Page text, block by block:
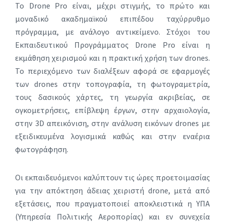
Το Drone Pro είναι, μέχρι στιγμής, το πρώτο και
μοναδικό ακαδημαϊκού επιπέδου ταχύρρυθμο
πρόγραμμα, με ανάλογο αντικείμενο. Στόχοι του
Εκπαιδευτικού Προγράμματος Drone Pro είναι η
εκμάθηση χειρισμού και η πρακτική χρήση των drones.
Το περιεχόμενο των διαλέξεων αφορά σε εφαρμογές
των drones στην τοπογραφία, τη φωτογραμετρία,
τους δασικούς χάρτες, τη γεωργία ακριβείας, σε
ογκομετρήσεις, επίβλεψη έργων, στην αρχαιολογία,
στην 3D απεικόνιση, στην ανάλυση εικόνων drones με
εξειδικευμένα λογισμικά καθώς και στην εναέρια
φωτογράφηση.
Οι εκπαιδευόμενοι καλύπτουν τις ώρες προετοιμασίας
για την απόκτηση άδειας χειριστή drone, μετά από
εξετάσεις, που πραγματοποιεί αποκλειστικά η ΥΠΑ
(Υπηρεσία Πολιτικής Αεροπορίας) και εν συνεχεία